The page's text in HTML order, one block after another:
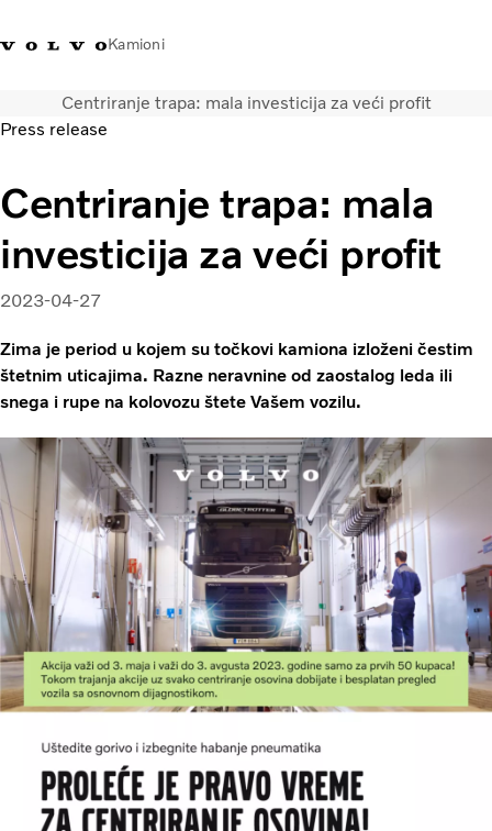
Kamioni
Volvo Trucks Srbija - kontaktiVolvo Trucks prodavnicaPrijavljivanje Srbija
Transportna rešenja
Kamioni
Usluge
Kampanje
Dealer locator
O nama
Volvo Truck Builder
Javite nam se
Centriranje trapa: mala investicija za veći profit
Press release
Centriranje trapa: mala
investicija za veći profit
2023-04-27
Zima je period u kojem su točkovi kamiona izloženi čestim
štetnim uticajima. Razne neravnine od zaostalog leda ili
snega i rupe na kolovozu štete Vašem vozilu.